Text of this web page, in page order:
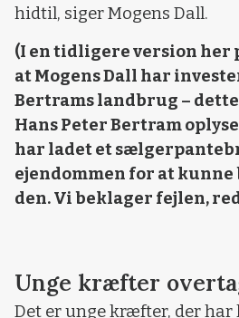
hidtil, siger Mogens Dall.
(I en tidligere version her
at Mogens Dall har
Bertrams landbrug –
Hans Peter Bertram
har ladet et
ejendommen for at kunne
den. Vi beklager fejlen,
Unge kræfter
Det er unge kræfter, der har